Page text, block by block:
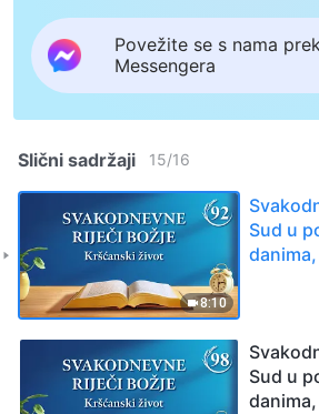
Povežite se s nama
Messengera
Slični sadržaji 15/16
8:10
Sud u
Sud u